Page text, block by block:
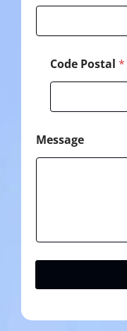
Code Postal *
Message